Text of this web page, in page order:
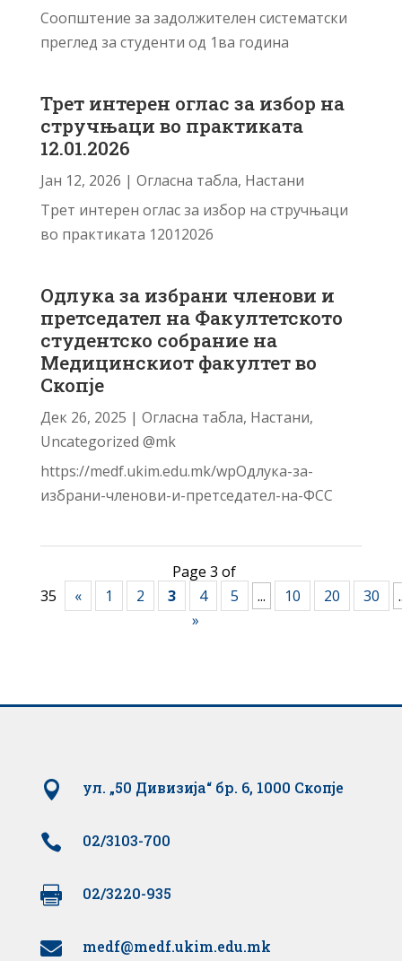
Соопштение за задолжителен систематски
преглед за студенти од 1ва година
Трет интерен оглас за избор на
стручњаци во практиката
12.01.2026
Јан 12, 2026 | Огласна табла, Настани
Трет интерен оглас за избор на стручњаци
во практиката 12012026
Одлука за избрани членови и
претседател на Факултетското
студентско собрание на
Медицинскиот факултет во
Скопје
Дек 26, 2025 | Огласна табла, Настани,
Uncategorized @mk
https://medf.ukim.edu.mk/wpОдлука-за-
избрани-членови-и-претседател-на-ФСС
Page 3 of
35
« 1 2 3 4 5 ... 10 20 30
»
 ул. „50 Дивизија“ бр. 6, 1000 Скопје
 02/3103-700
 02/3220-935
 medf@medf.ukim.edu.mk